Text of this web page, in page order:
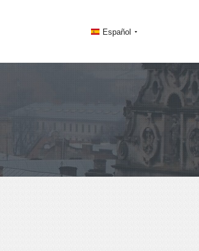
Español